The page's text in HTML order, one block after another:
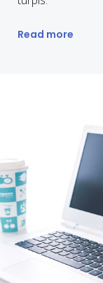
Read more